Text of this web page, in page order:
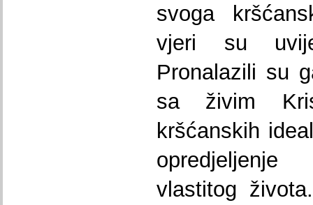
svoga
vjeri su
Pronalazili su
sa živim
kršćanskih
opredjeljenje
vlastitog